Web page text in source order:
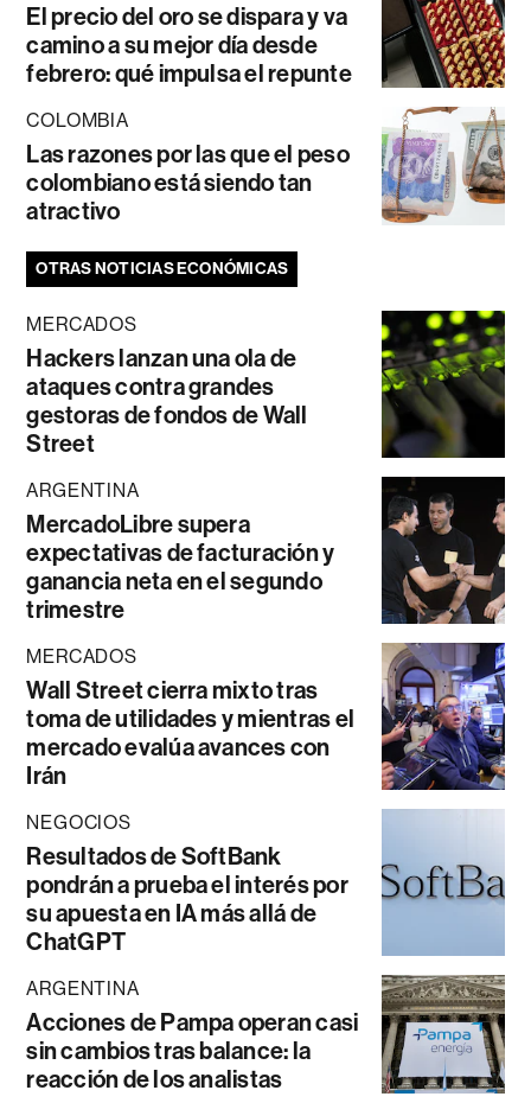
El precio del oro se dispara y va
camino a su mejor día desde
febrero: qué impulsa el repunte
COLOMBIA
Las razones por las que el peso
colombiano está siendo tan
atractivo
OTRAS NOTICIAS ECONÓMICAS
MERCADOS
Hackers lanzan una ola de
ataques contra grandes
gestoras de fondos de Wall
Street
ARGENTINA
MercadoLibre supera
expectativas de facturación y
ganancia neta en el segundo
trimestre
MERCADOS
Wall Street cierra mixto tras
toma de utilidades y mientras el
mercado evalúa avances con
Irán
NEGOCIOS
Resultados de SoftBank
pondrán a prueba el interés por
su apuesta en IA más allá de
ChatGPT
ARGENTINA
Acciones de Pampa operan casi
sin cambios tras balance: la
reacción de los analistas